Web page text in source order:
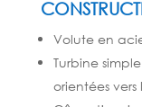
Volute en
Turbine
orientées